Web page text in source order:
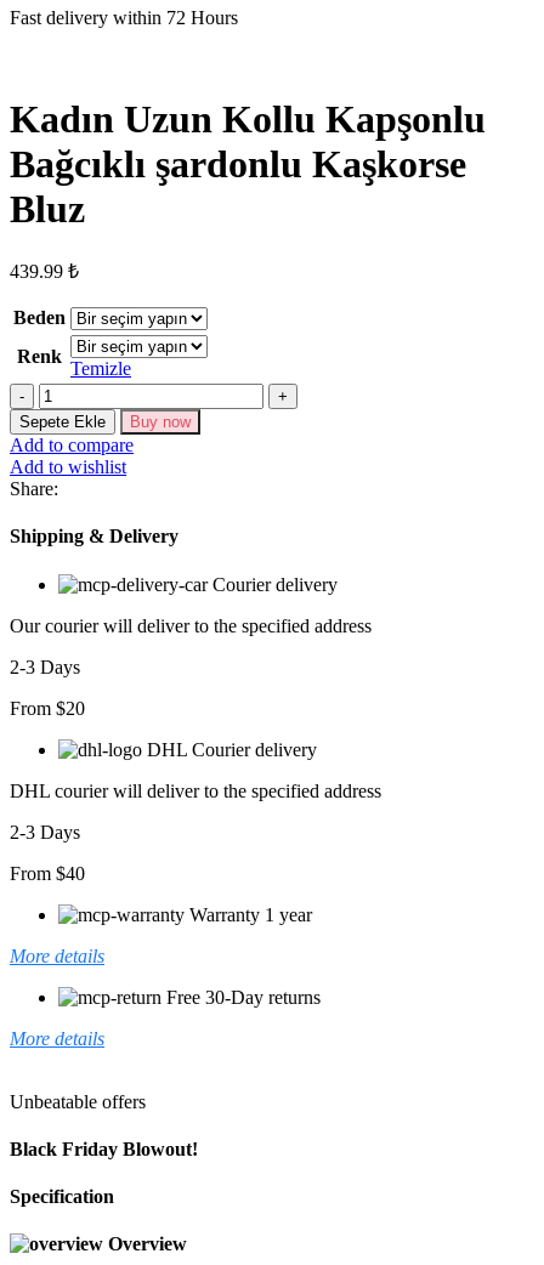
Fast delivery within 72 Hours
Kadın Uzun Kollu Kapşonlu
Bağcıklı şardonlu Kaşkorse
Bluz
439.99 ₺
Beden
Renk
Temizle
Kadın
Uzun
Kollu
Kapşonlu
Bağcıklı
şardonlu
Kaşkorse
Bluz
Sepete Ekle Buy now
Add to compare
Add to wishlist
Share:
Shipping & Delivery
Courier delivery
Our courier will deliver to the specified address
2-3 Days
From $20
DHL Courier delivery
DHL courier will deliver to the specified address
2-3 Days
From $40
Warranty 1 year
More details
Free 30-Day returns
More details
Unbeatable offers
Black Friday Blowout!
Specification
Overview